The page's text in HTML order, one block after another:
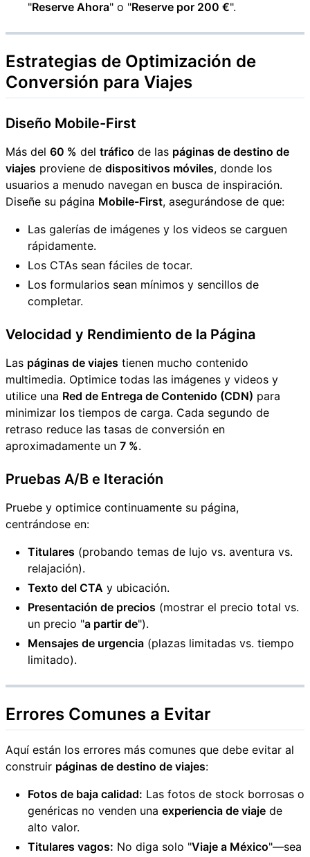
"Reserve Ahora" o "Reserve por 200 €".
Estrategias de Optimización de
Conversión para Viajes
Diseño Mobile-First
Más del 60 % del tráfico de las páginas de destino de
viajes proviene de dispositivos móviles, donde los
usuarios a menudo navegan en busca de inspiración.
Diseñe su página Mobile-First, asegurándose de que:
Las galerías de imágenes y los videos se carguen
rápidamente.
Los CTAs sean fáciles de tocar.
Los formularios sean mínimos y sencillos de
completar.
Velocidad y Rendimiento de la Página
Las páginas de viajes tienen mucho contenido
multimedia. Optimice todas las imágenes y videos y
utilice una Red de Entrega de Contenido (CDN) para
minimizar los tiempos de carga. Cada segundo de
retraso reduce las tasas de conversión en
aproximadamente un 7 %.
Pruebas A/B e Iteración
Pruebe y optimice continuamente su página,
centrándose en:
Titulares (probando temas de lujo vs. aventura vs.
relajación).
Texto del CTA y ubicación.
Presentación de precios (mostrar el precio total vs.
un precio "a partir de").
Mensajes de urgencia (plazas limitadas vs. tiempo
limitado).
Errores Comunes a Evitar
Aquí están los errores más comunes que debe evitar al
construir páginas de destino de viajes:
Fotos de baja calidad: Las fotos de stock borrosas o
genéricas no venden una experiencia de viaje de
alto valor.
Titulares vagos: No diga solo "Viaje a México"—sea